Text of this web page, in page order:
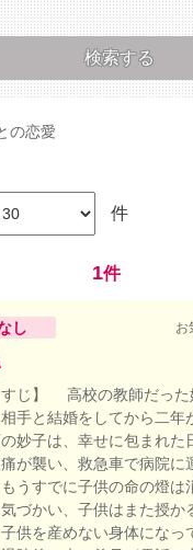
の恋愛
件
1件
し お
すじ】 高校の教師だっ
相手と結婚をしてから二
妙子は、幸せに包まれ
が襲い、救急車で病院
もうすでに子供の命の燈
づかい、子供はまた授
供を産めない身体にな